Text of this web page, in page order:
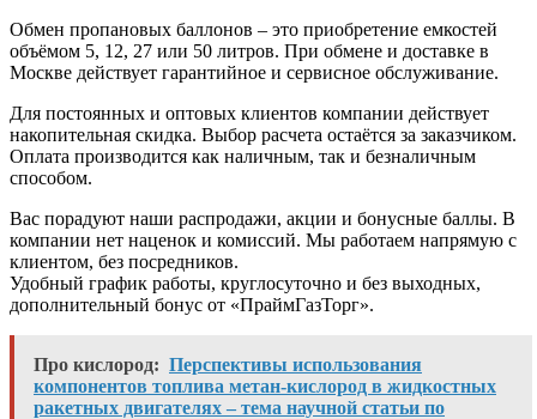
Обмен пропановых баллонов – это приобретение емкостей
объёмом 5, 12, 27 или 50 литров. При обмене и доставке в
Москве действует гарантийное и сервисное обслуживание.
Для постоянных и оптовых клиентов компании действует
накопительная скидка. Выбор расчета остаётся за заказчиком.
Оплата производится как наличным, так и безналичным
способом.
Вас порадуют наши распродажи, акции и бонусные баллы. В
компании нет наценок и комиссий. Мы работаем напрямую с
клиентом, без посредников.
Удобный график работы, круглосуточно и без выходных,
дополнительный бонус от «ПраймГазТорг».
Про кислород: Перспективы использования
компонентов топлива метан-кислород в жидкостных
ракетных двигателях – тема научной статьи по